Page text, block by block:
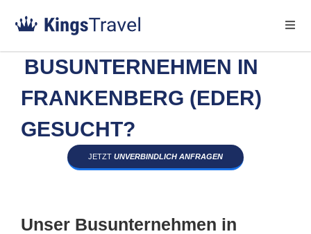
BUSUNTERNEHMEN IN
FRANKENBERG (EDER)
GESUCHT?
JETZT UNVERBINDLICH ANFRAGEN
Unser Busunternehmen in